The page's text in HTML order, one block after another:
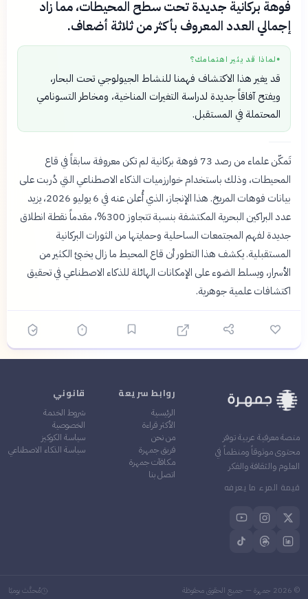
فوهة بركانية جديدة تحت سطح المحيطات، مما زاد
إجمالي العدد المعروف بأكثر من ثلاثة أضعاف.
● لماذا قد يثير اهتمامك؟
قد يغير هذا الاكتشاف فهمنا للنشاط الجيولوجي تحت البحار،
ويفتح آفاقاً جديدة لدراسة التغيرات المناخية، ومخاطر التسونامي
المحتملة في المستقبل.
تَمكّن علماء من رصد 73 فوهة بركانية لم تكن معروفة سابقاً في قاع
المحيطات، وذلك باستخدام خوارزميات الذكاء الاصطناعي التي دُربت على
بيانات فوهات المريخ. هذا الإنجاز، الذي أُعلن عنه في 6 يوليو 2026، يزيد
عدد البراكين البحرية المكتشفة بنسبة تتجاوز 300%، مقدماً نقطة انطلاق
جديدة لفهم المجتمعات الساحلية وحمايتها من الثورات البركانية
المستقبلية. يكشف هذا التطور أن قاع المحيط ما زال يخبئ الكثير من
الأسرار، ويسلط الضوء على الإمكانات الهائلة للذكاء الاصطناعي في تحقيق
اكتشافات علمية جوهرية.
منصة معرفية عربية توفر
محتوى موثوقاً ومنظماً في
العلوم والثقافة والفكر
قيمة المرء ما يعرفه
روابط سريعة
الرئيسية
الأكثر قراءة
من نحن
فريق جمهرة
مكافآت جمهرة
اتصل بنا
قانوني
شروط الخدمة
الخصوصية
سياسة الكوكيز
سياسة الذكاء الاصطناعي
©
2026 جمهرة — جميع الحقوق محفوظة مُحدَّث يوميًا